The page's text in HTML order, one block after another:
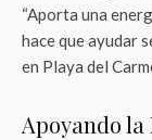
“Aporta una
hace que ayudar
en Playa del
Apoyando la